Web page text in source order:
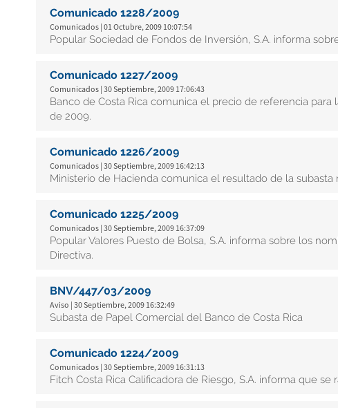
Comunicado 1228/2009
Comunicados | 01 Octubre, 2009 10:07:54
Popular Sociedad de Fondos de Inversión, S.A. informa
Comunicado 1227/2009
Comunicados | 30 Septiembre, 2009 17:06:43
Banco de Costa Rica comunica el precio de referencia
de 2009.
Comunicado 1226/2009
Comunicados | 30 Septiembre, 2009 16:42:13
Ministerio de Hacienda comunica el resultado de la
Comunicado 1225/2009
Comunicados | 30 Septiembre, 2009 16:37:09
Popular Valores Puesto de Bolsa, S.A. informa sobre los
Directiva.
BNV/447/03/2009
Aviso | 30 Septiembre, 2009 16:32:49
Subasta de Papel Comercial del Banco de Costa Rica
Comunicado 1224/2009
Comunicados | 30 Septiembre, 2009 16:31:13
Fitch Costa Rica Calificadora de Riesgo, S.A. informa que